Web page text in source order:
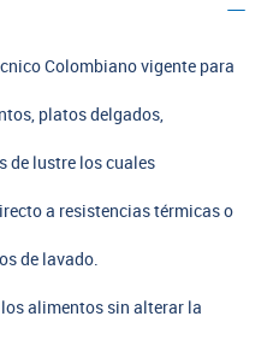
Colombiano vigente para
platos delgados,
de lustre los cuales
a resistencias térmicas o
de lavado.
alimentos sin alterar la